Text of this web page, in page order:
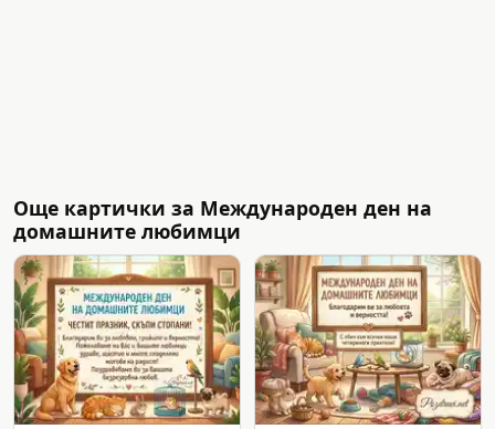
Още картички за Международен ден на
домашните любимци